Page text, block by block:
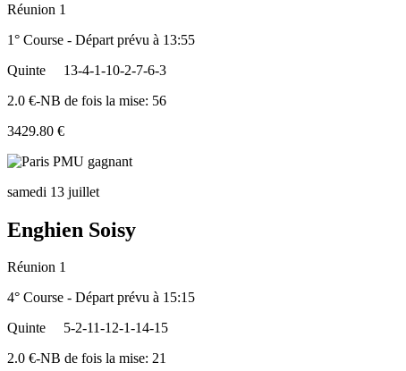
Réunion 1
1° Course - Départ prévu à 13:55
Quinte
13-4-1-10-2-7-6-3
2.0 €-NB de fois la mise: 56
3429.80 €
samedi 13 juillet
Enghien Soisy
Réunion 1
4° Course - Départ prévu à 15:15
Quinte
5-2-11-12-1-14-15
2.0 €-NB de fois la mise: 21